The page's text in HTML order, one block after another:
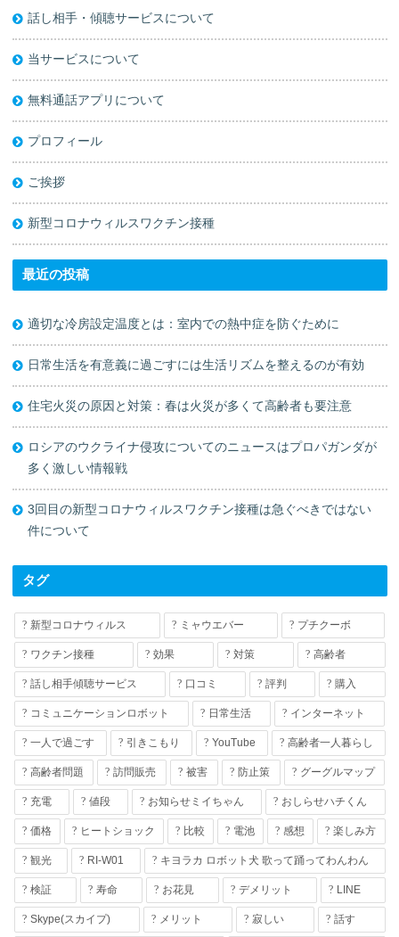
話し相手・傾聴サービスについて
当サービスについて
無料通話アプリについて
プロフィール
ご挨拶
新型コロナウィルスワクチン接種
最近の投稿
適切な冷房設定温度とは：室内での熱中症を防ぐために
日常生活を有意義に過ごすには生活リズムを整えるのが有効
住宅火災の原因と対策：春は火災が多くて高齢者も要注意
ロシアのウクライナ侵攻についてのニュースはプロパガンダが
多く激しい情報戦
3回目の新型コロナウィルスワクチン接種は急ぐべきではない
件について
タグ
新型コロナウィルス ミャウエバー プチクーボ
ワクチン接種 効果 対策 高齢者
話し相手傾聴サービス 口コミ 評判 購入
コミュニケーションロボット 日常生活 インターネット
一人で過ごす 引きこもり YouTube 高齢者一人暮らし
高齢者問題 訪問販売 被害 防止策 グーグルマップ
充電 値段 お知らせミイちゃん おしらせハチくん
価格 ヒートショック 比較 電池 感想 楽しみ方
観光 RI-W01 キヨラカ ロボット犬 歌って踊ってわんわん
検証 寿命 お花見 デメリット LINE
Skype(スカイプ) メリット 寂しい 話す